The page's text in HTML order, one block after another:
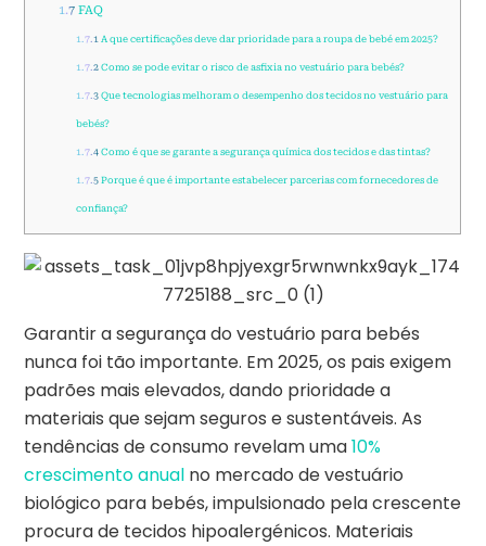
1.7FAQ
1.7.1 A que certificações deve dar prioridade para a roupa de bebé em 2025?
1.7.2 Como se pode evitar o risco de asfixia no vestuário para bebés?
1.7.3 Que tecnologias melhoram o desempenho dos tecidos no vestuário para
bebés?
1.7.4 Como é que se garante a segurança química dos tecidos e das tintas?
1.7.5 Porque é que é importante estabelecer parcerias com fornecedores de
confiança?
Garantir a segurança do vestuário para bebés
nunca foi tão importante. Em 2025, os pais exigem
padrões mais elevados, dando prioridade a
materiais que sejam seguros e sustentáveis. As
tendências de consumo revelam uma10%
crescimento anual no mercado de vestuário
biológico para bebés, impulsionado pela crescente
procura de tecidos hipoalergénicos. Materiais